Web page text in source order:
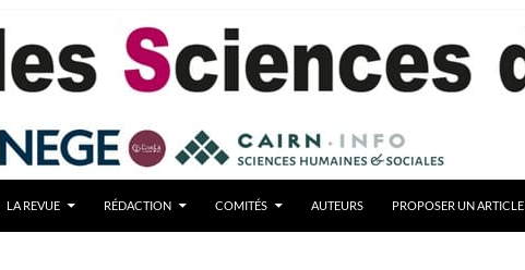
LA REVUE RÉDACTION COMITÉS AUTEURS PROPOSER UN ARTICLE